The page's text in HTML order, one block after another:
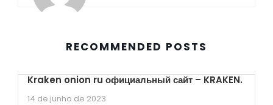
RECOMMENDED POSTS
Kraken onion ru официальный сайт – KRAKEN.
14 de junho de 2023